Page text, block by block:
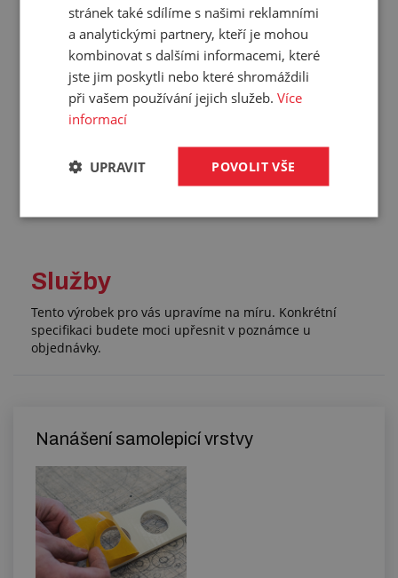
Tloušťka:
1 mm
Šířka:
12.7 mm
Mřížka:
bez mřížky
Délka:
33 m
Pracovní teplota:
0,440 kg/ks
Balení:
1,00 ks
Služby
Tento výrobek pro vás upravíme na míru. Konkrétní
specifikaci budete moci upřesnit v poznámce u
objednávky.
Nanášení samolepicí vrstvy
stránek také sdílíme s našimi reklamními
a analytickými partnery, kteří je mohou
kombinovat s dalšími informacemi, které
jste jim poskytli nebo které shromáždili
při vašem používání jejich služeb.Více
informací
POVOLIT VŠE
UPRAVIT